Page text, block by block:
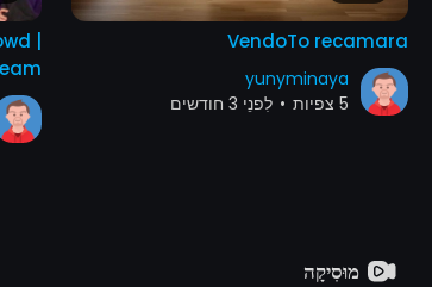
VendoTo recamara
yunyminaya
5 צפיות
• לִפנֵי 3 חודשים
|
מוּסִיקָה